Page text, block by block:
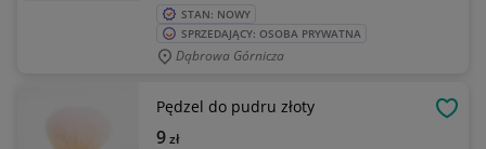
STAN: NOWY
SPRZEDAJĄCY: OSOBA PRYWATNA
Dąbrowa Górnicza
Pędzel do pudru złoty
9zł